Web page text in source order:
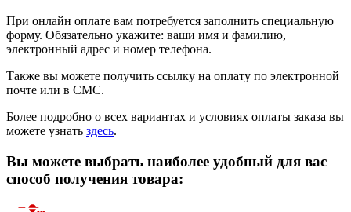
При онлайн оплате вам потребуется заполнить специальную
форму. Обязательно укажите: ваши имя и фамилию,
электронный адрес и номер телефона.
Также вы можете получить ссылку на оплату по электронной
почте или в СМС.
Более подробно о всех вариантах и условиях оплаты заказа вы
можете узнать здесь.
Вы можете выбрать наиболее удобный для вас
способ получения товара: